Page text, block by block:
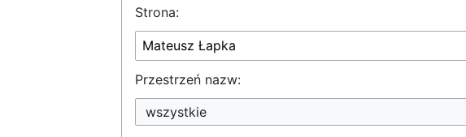
Strona:
Przestrzeń nazw:
wszystkie